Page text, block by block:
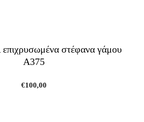
στέφανα γάμου
A375
€100,00